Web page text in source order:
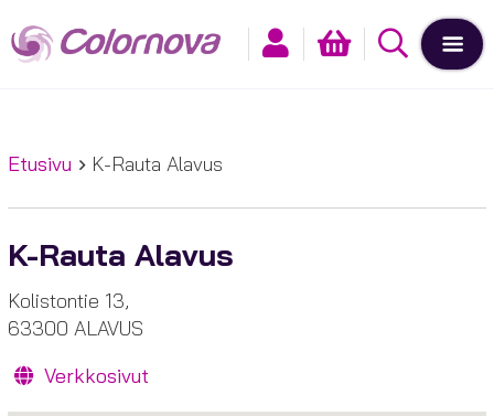
Etusivu K-Rauta Alavus
K-Rauta Alavus
Kolistontie 13,
63300 ALAVUS
Verkkosivut